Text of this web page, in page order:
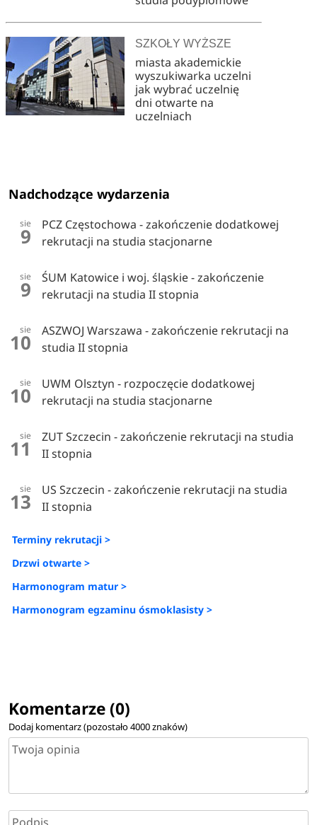
SZKOŁY WYŻSZE
miasta akademickie
wyszukiwarka uczelni
jak wybrać uczelnię
dni otwarte na
uczelniach
Nadchodzące wydarzenia
sie
9
PCZ Częstochowa - zakończenie dodatkowej
rekrutacji na studia stacjonarne
sie
9
ŚUM Katowice i woj. śląskie - zakończenie
rekrutacji na studia II stopnia
sie
10
ASZWOJ Warszawa - zakończenie rekrutacji na
studia II stopnia
sie
10
UWM Olsztyn - rozpoczęcie dodatkowej
rekrutacji na studia stacjonarne
sie
11
ZUT Szczecin - zakończenie rekrutacji na studia
II stopnia
sie
13
US Szczecin - zakończenie rekrutacji na studia
II stopnia
Terminy rekrutacji >
Drzwi otwarte >
Harmonogram matur >
Harmonogram egzaminu ósmoklasisty >
Komentarze (0)
Dodaj komentarz (pozostało4000znaków)